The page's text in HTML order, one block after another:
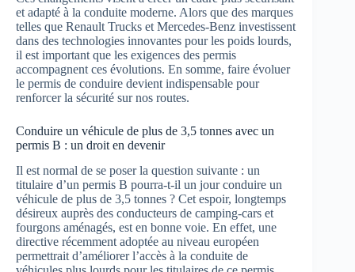
et adapté à la conduite moderne. Alors que des marques
telles que Renault Trucks et Mercedes-Benz investissent
dans des technologies innovantes pour les poids lourds,
il est important que les exigences des permis
accompagnent ces évolutions. En somme, faire évoluer
le permis de conduire devient indispensable pour
renforcer la sécurité sur nos routes.
Conduire un véhicule de plus de 3,5 tonnes avec un
permis B : un droit en devenir
Il est normal de se poser la question suivante : un
titulaire d’un permis B pourra-t-il un jour conduire un
véhicule de plus de 3,5 tonnes ? Cet espoir, longtemps
désireux auprès des conducteurs de camping-cars et
fourgons aménagés, est en bonne voie. En effet, une
directive récemment adoptée au niveau européen
permettrait d’améliorer l’accès à la conduite de